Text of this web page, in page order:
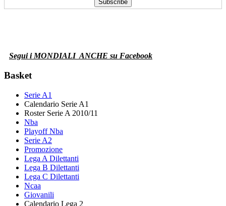
Segui i MONDIALI ANCHE su Facebook
Basket
Serie A1
Calendario Serie A1
Roster Serie A 2010/11
Nba
Playoff Nba
Serie A2
Promozione
Lega A Dilettanti
Lega B Dilettanti
Lega C Dilettanti
Ncaa
Giovanili
Calendario Lega 2